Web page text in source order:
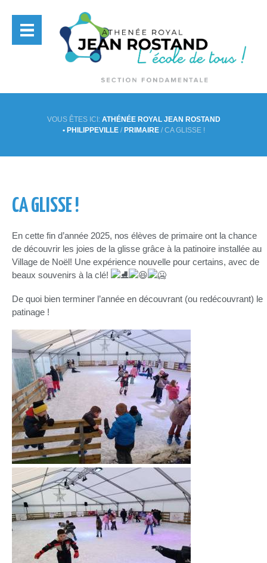
VOUS ÊTES ICI: ATHÉNÉE ROYAL JEAN ROSTAND
• PHILIPPEVILLE/ PRIMAIRE/CA GLISSE !
CA GLISSE !
En cette fin d’année 2025, nos élèves de primaire ont la chance
de découvrir les joies de la glisse grâce à la patinoire installée au
Village de Noël! Une expérience nouvelle pour certains, avec de
beaux souvenirs à la clé!
De quoi bien terminer l’année en découvrant (ou redécouvrant) le
patinage !